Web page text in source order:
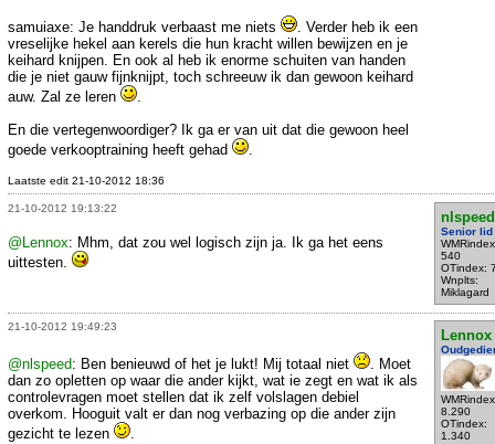
samuiaxe: Je handdruk verbaast me niets
. Verder heb ik een
vreselijke hekel aan kerels die hun kracht willen bewijzen en je
keihard knijpen. En ook al heb ik enorme schuiten van handen
die je niet gauw fijnknijpt, toch schreeuw ik dan gewoon keihard
auw. Zal ze leren
En die vertegenwoordiger? Ik ga er van uit dat die gewoon heel
goede verkooptraining heeft gehad
Laatste edit 21-10-2012 18:36
21-10-2012 19:13:22
nlspeed
Senior lid
540
OTindex:
Wnplts:
Miklagard
@Lennox: Mhm, dat zou wel logisch zijn ja. Ik ga het eens
uittesten.
21-10-2012 19:49:23
Lennox
8.290
OTindex:
1.340
@nlspeed: Ben benieuwd of het je lukt! Mij totaal niet
. Moet
dan zo opletten op waar die ander kijkt, wat ie zegt en wat ik als
controlevragen moet stellen dat ik zelf volslagen debiel
overkom. Hooguit valt er dan nog verbazing op die ander zijn
gezicht te lezen
.